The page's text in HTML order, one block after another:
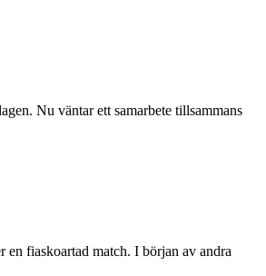
Nu väntar ett samarbete tillsammans
fiaskoartad match. I början av andra